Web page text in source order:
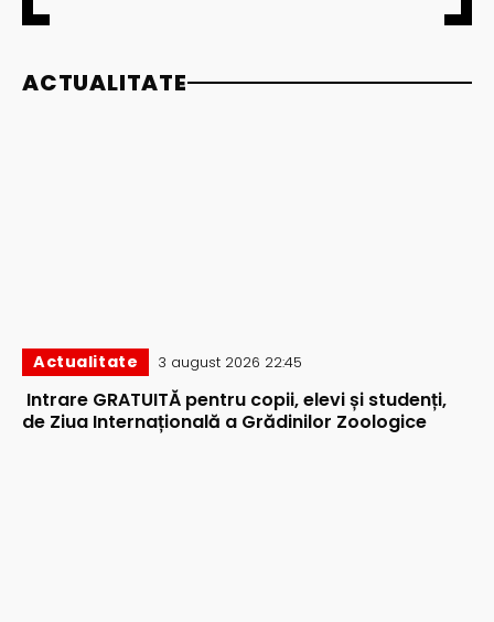
ACTUALITATE
Actualitate 3 august 2026 22:45
Intrare GRATUITĂ pentru copii, elevi și studenți,
de Ziua Internațională a Grădinilor Zoologice